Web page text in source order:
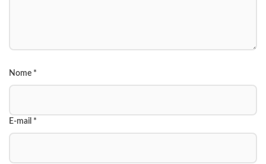
Nome *
E-mail *